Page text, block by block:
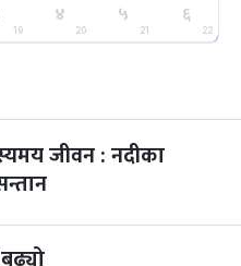
७ महिना बाँकी
७ महिना बाँकी
19
४
20
५
21
६
22
जीवन : नदीका